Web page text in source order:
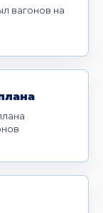
вагонов на